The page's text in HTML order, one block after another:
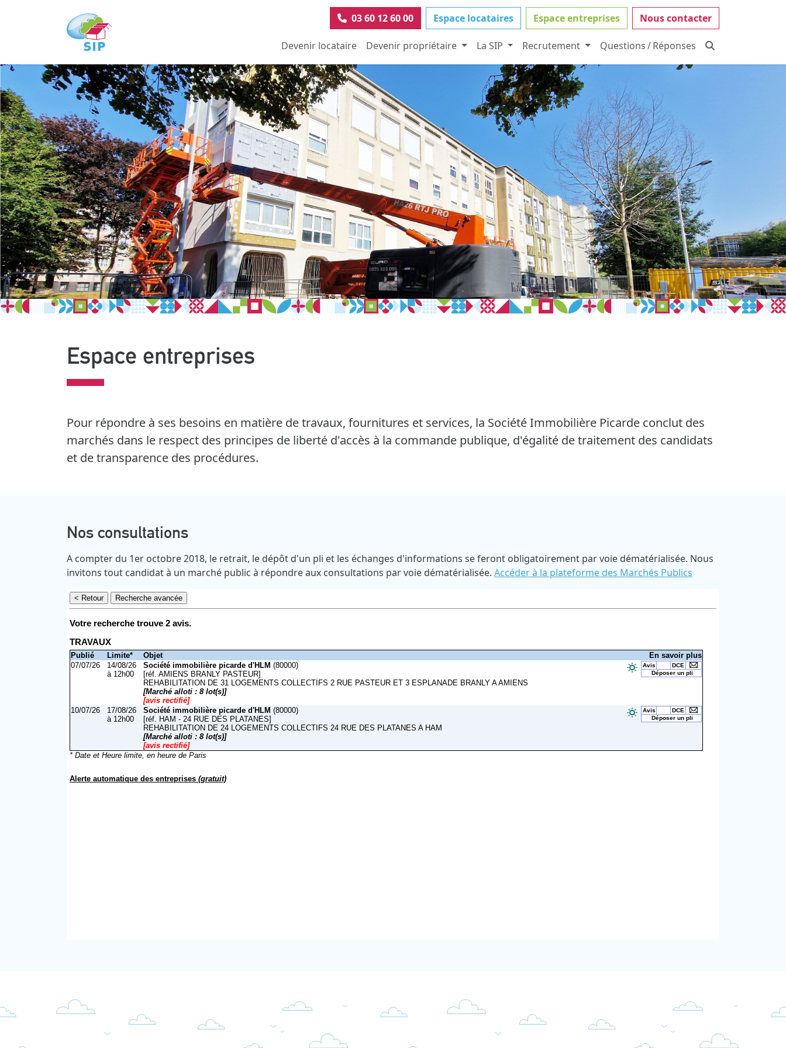
03 60 12 60 00 Espace locataires Espace entreprises Nous contacter
Devenir locataire Devenir propriétaire La SIP Recrutement Questions / Réponses
Espace entreprises
Pour répondre à ses besoins en matière de travaux, fournitures et services, la Société Immobilière Picarde conclut des
marchés dans le respect des principes de liberté d'accès à la commande publique, d'égalité de traitement des candidats
et de transparence des procédures.
Nos consultations
A compter du 1er octobre 2018, le retrait, le dépôt d'un pli et les échanges d'informations se feront obligatoirement par voie dématérialisée. Nous
invitons tout candidat à un marché public à répondre aux consultations par voie dématérialisée. Accéder à la plateforme des Marchés Publics